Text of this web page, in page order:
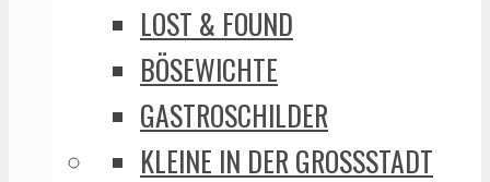
LOST & FOUND
BÖSEWICHTE
GASTROSCHILDER
KLEINE IN DER GROSSSTADT